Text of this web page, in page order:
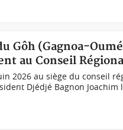
Gôh (Gagnoa-
au Conseil
2026 au siège du conseil
Djédjé Bagnon Joachim